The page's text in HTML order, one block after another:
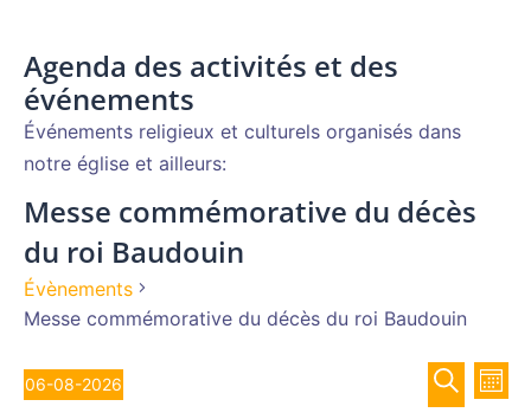
Agenda des activités et des
événements
Événements religieux et culturels organisés dans
notre église et ailleurs:
Messe commémorative du décès
du roi Baudouin
Évènements
Messe commémorative du décès du roi Baudouin
Évènements
et
de
MOIS
06-08-2026